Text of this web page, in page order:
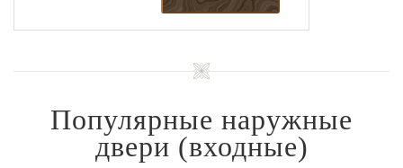
Популярные наружные
двери (входные)